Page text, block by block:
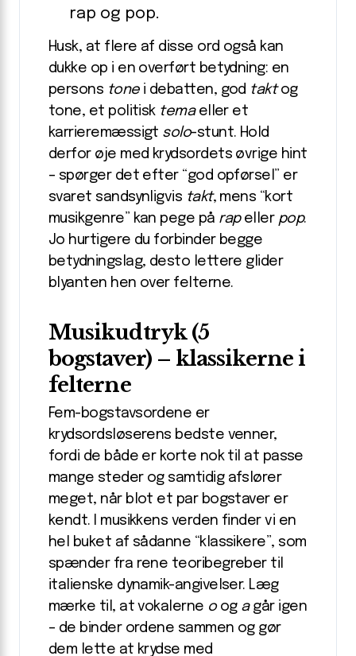
rap og pop.
Husk, at flere af disse ord også kan
dukke op i en overført betydning: en
persons tonei debatten, god taktog
tone, et politisk temaeller et
karrieremæssigt solo-stunt. Hold
derfor øje med krydsordets øvrige hint
– spørger det efter “god opførsel” er
svaret sandsynligvis takt, mens “kort
musikgenre” kan pege på rapeller pop.
Jo hurtigere du forbinder begge
betydningslag, desto lettere glider
blyanten hen over felterne.
Musikudtryk (5
bogstaver) – klassikerne i
felterne
Fem-bogstavsordene er
krydsordsløserens bedste venner,
fordi de både er korte nok til at passe
mange steder og samtidig afslører
meget, når blot et par bogstaver er
kendt. I musikkens verden finder vi en
hel buket af sådanne “klassikere”, som
spænder fra rene teoribegreber til
italienske dynamik-angivelser. Læg
mærke til, at vokalerne oog agår igen
– de binder ordene sammen og gør
dem lette at krydse med